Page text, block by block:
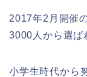
2017年2月開催
3000人から選ば
小学生時代から